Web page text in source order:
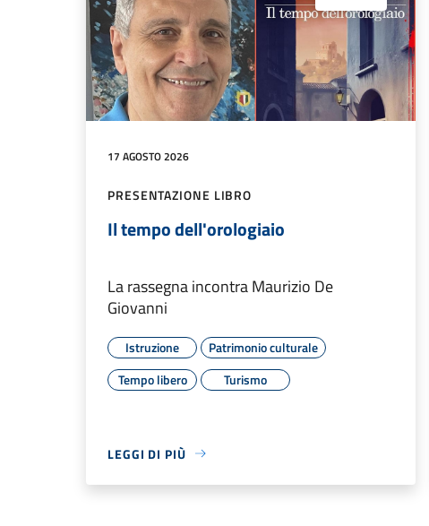
17 AGOSTO 2026
PRESENTAZIONE LIBRO
Il tempo dell'orologiaio
La rassegna incontra Maurizio De
Giovanni
Istruzione
Patrimonio culturale
Tempo libero
Turismo
LEGGI DI PIÙ